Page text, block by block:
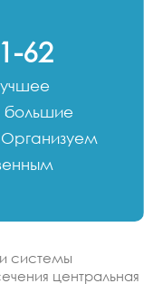
62
большие
системы
центральная